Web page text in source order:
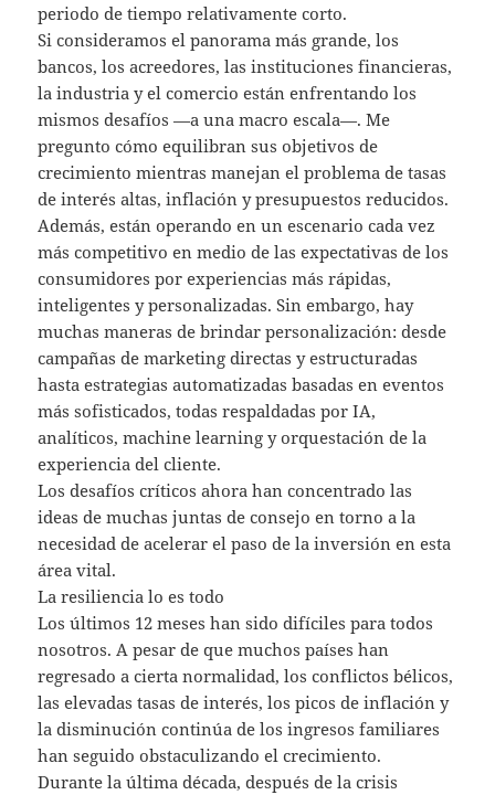
periodo de tiempo relativamente corto.
Si consideramos el panorama más grande, los
bancos, los acreedores, las instituciones financieras,
la industria y el comercio están enfrentando los
mismos desafíos —a una macro escala—. Me
pregunto cómo equilibran sus objetivos de
crecimiento mientras manejan el problema de tasas
de interés altas, inflación y presupuestos reducidos.
Además, están operando en un escenario cada vez
más competitivo en medio de las expectativas de los
consumidores por experiencias más rápidas,
inteligentes y personalizadas. Sin embargo, hay
muchas maneras de brindar personalización: desde
campañas de marketing directas y estructuradas
hasta estrategias automatizadas basadas en eventos
más sofisticados, todas respaldadas por IA,
analíticos, machine learning y orquestación de la
experiencia del cliente.
Los desafíos críticos ahora han concentrado las
ideas de muchas juntas de consejo en torno a la
necesidad de acelerar el paso de la inversión en esta
área vital.
La resiliencia lo es todo
Los últimos 12 meses han sido difíciles para todos
nosotros. A pesar de que muchos países han
regresado a cierta normalidad, los conflictos bélicos,
las elevadas tasas de interés, los picos de inflación y
la disminución continúa de los ingresos familiares
han seguido obstaculizando el crecimiento.
Durante la última década, después de la crisis